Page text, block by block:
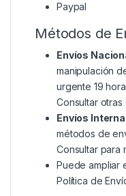
Paypal
Métodos de
Envíos
manipulación
urgente 19
Consultar
Envíos
métodos de
Consultar para
Puede ampliar
Política de